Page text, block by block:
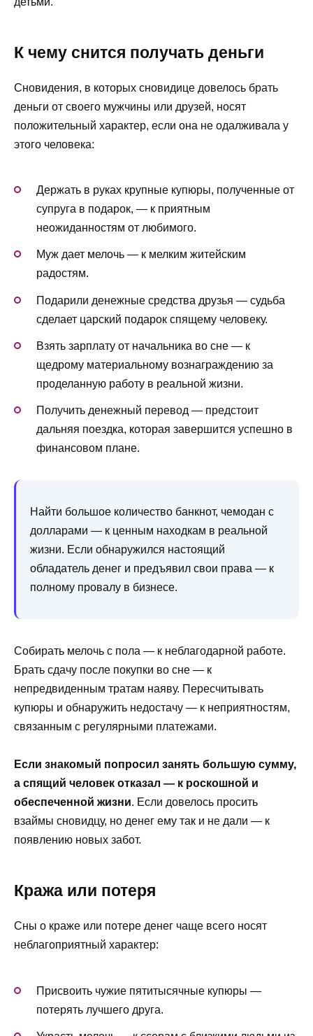
К чему снится получать деньги
Сновидения, в которых сновидице довелось брать
деньги от своего мужчины или друзей, носят
положительный характер, если она не одалживала у
этого человека:
Держать в руках крупные купюры, полученные от
супруга в подарок, — к приятным
неожиданностям от любимого.
Муж дает мелочь — к мелким житейским
радостям.
Подарили денежные средства друзья — судьба
сделает царский подарок спящему человеку.
Взять зарплату от начальника во сне — к
щедрому материальному вознаграждению за
проделанную работу в реальной жизни.
Получить денежный перевод — предстоит
дальняя поездка, которая завершится успешно в
финансовом плане.
Найти большое количество банкнот, чемодан с
долларами — к ценным находкам в реальной
жизни. Если обнаружился настоящий
обладатель денег и предъявил свои права — к
полному провалу в бизнесе.
Собирать мелочь с пола — к неблагодарной работе.
Брать сдачу после покупки во сне — к
непредвиденным тратам наяву. Пересчитывать
купюры и обнаружить недостачу — к неприятностям,
связанным с регулярными платежами.
Если знакомый попросил занять большую сумму,
а спящий человек отказал — к роскошной и
обеспеченной жизни. Если довелось просить
взаймы сновидцу, но денег ему так и не дали — к
появлению новых забот.
Кража или потеря
Сны о краже или потере денег чаще всего носят
неблагоприятный характер:
Присвоить чужие пятитысячные купюры —
потерять лучшего друга.